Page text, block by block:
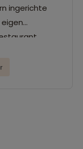
ingerichte